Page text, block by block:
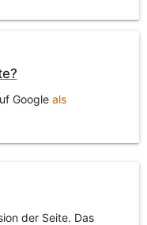
Google als
der Seite. Das